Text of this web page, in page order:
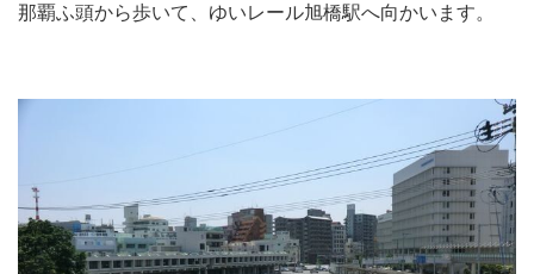
那覇ふ頭から歩いて、ゆいレール旭橋駅へ向かいます。